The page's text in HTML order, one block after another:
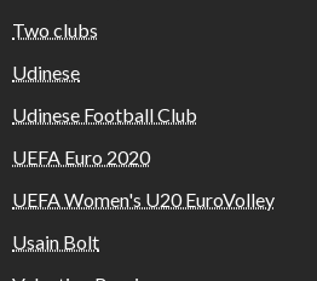
Two clubs
Udinese
Udinese Football Club
UEFA Euro 2020
UEFA Women's U20 EuroVolley
Usain Bolt